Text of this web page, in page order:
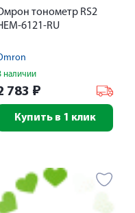
тонометр RS2
6121-RU
наличии
783 ₽
Купить в 1 клик